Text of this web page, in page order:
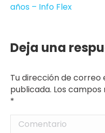
años – Info Flex
Deja una
Tu dirección de
publicada. Los
*
Comentario